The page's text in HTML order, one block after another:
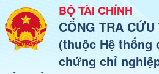
BỘ TÀI CHÍNH
CỔNG TRA CỨU
(thuộc Hệ thống
chứng chỉ